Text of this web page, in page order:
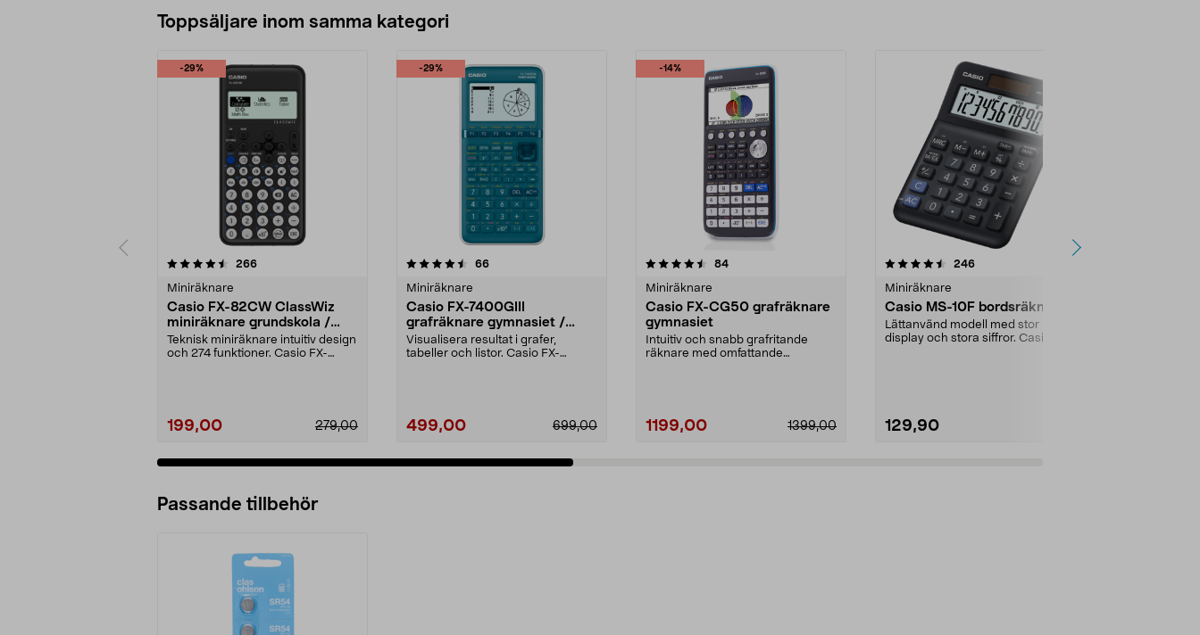
Toppsäljare inom samma kategori
-29%
266recensioner
Miniräknare
Casio FX-82CW ClassWiz
miniräknare grundskola /
gymnasiet
Teknisk miniräknare intuitiv design
och 274 funktioner. Casio FX-
199,00 279,00
-29%
4.5 av 5 stjärnor 66recensioner
Miniräknare
Casio FX-7400GIII
grafräknare gymnasiet /
högskola
Visualisera resultat i grafer,
tabeller och listor. Casio FX-
499,00 699,00
-14%
4.5 av 5 stjärnor 84recensioner
Miniräknare
Casio FX-CG50 grafräknare
gymnasiet
Intuitiv och snabb grafritande
räknare med omfattande
1199,00 1399,00
4.5 av 5 stjärnor 246recensioner
Miniräknare
Casio MS-10F bordsräknare
Lättanvänd modell med stor
display och stora siffror. Casio
129,90
4.5 av 5 stjärnor
Passande tillbehör